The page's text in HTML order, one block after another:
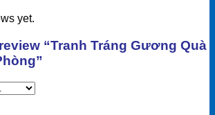
yet.
“Tranh Tráng Gương Quà